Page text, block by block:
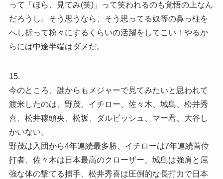
って「ほら、見てみ(笑)」って笑われるのも覚悟の上なん
だろうし。そう思うなら、そう思ってる奴等の鼻っ柱を
へし折って粉々にするくらいの活躍をしてこい！やるか
らには中途半端はダメだ。
15.
今のところ、誰からもメジャーで見てみたいと思われて
渡米したのは、野茂、イチロー、佐々木、城島、松井秀
喜、松井稼頭央、松坂、ダルビッシュ、マー君、大谷し
かいない。
野茂は入団から4年連続最多勝、イチローは7年連続首位
打者、佐々木は日本最高のクローザー、城島は強肩と屈
強な体の撃てる捕手、松井秀喜は圧倒的な長打力で日本